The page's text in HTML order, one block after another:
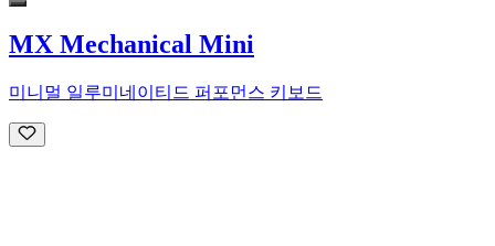
MX Mechanical Mini
미니멀 일루미네이티드 퍼포먼스 키보드